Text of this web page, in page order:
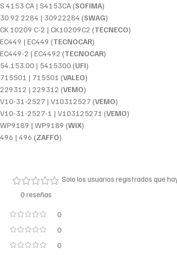
S 4153 CA | S4153CA (SOFIMA)
30 92 2284 | 30922284 (SWAG)
CK 10209 C-2 | CK10209C2 (TECNECO)
EC449 | EC449 (TECNOCAR)
EC449-2 | EC4492 (TECNOCAR)
54.153.00 | 5415300 (UFI)
715501 | 715501 (VALEO)
229312 | 229312 (VEMO)
V10-31-2527 | V10312527 (VEMO)
V10-31-2527-1 | V103125271 (VEMO)
WP9189 | WP9189 (WIX)
496 | 496 (ZAFFO)
0 reseñas
0
0
0
Solo los usuarios registrados que